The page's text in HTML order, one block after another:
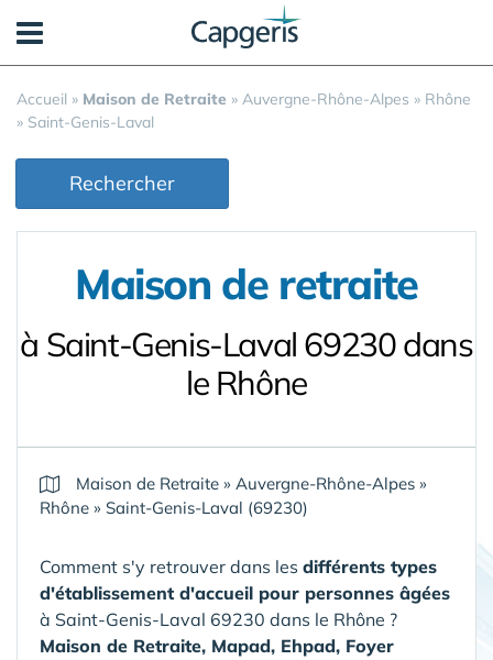
Accueil » Maison de Retraite » Auvergne-Rhône-Alpes » Rhône
» Saint-Genis-Laval
Rechercher
Maison de retraite
à Saint-Genis-Laval 69230 dans
le Rhône
Maison de Retraite » Auvergne-Rhône-Alpes »
Rhône » Saint-Genis-Laval (69230)
Comment s'y retrouver dans les différents types
d'établissement d'accueil pour personnes âgées
à Saint-Genis-Laval 69230 dans le Rhône ?
Maison de Retraite, Mapad, Ehpad, Foyer